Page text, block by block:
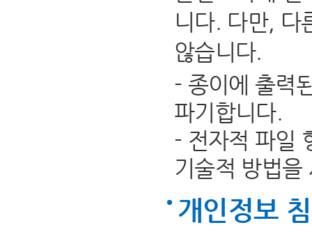
니다. 다만, 다
않습니다.
- 종이에 출력
파기합니다.
- 전자적 파일
기술적 방법을
개인정보